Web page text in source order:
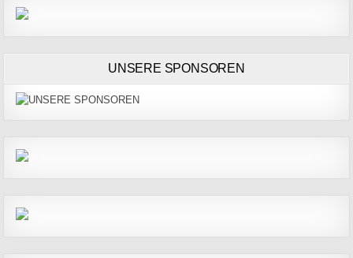
UNSERE SPONSOREN